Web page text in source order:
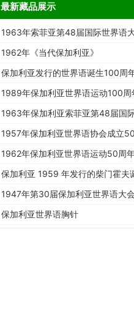
最新藏品展示
1963年索菲亚第48届国际世界语
会邮戳实寄封（19-a Kongreso…
1962年《当代保加利亚》
保加利亚发行的世界语诞生100周
纪念邮票
1989年保加利亚世界语运动100周
纪念邮票
1963年保加利亚索菲亚第48届国
世界语大会纪念邮票
1957年保加利亚世界语协会成立50
周年纪念邮票
1962年保加利亚世界语运动50周
加字纪念邮票
保加利亚 1959 年发行的柴门霍夫
辰百年纪念邮票
1947年第30届保加利亚世界语大会
纪念邮票（四方连）
保加利亚世界语胸针